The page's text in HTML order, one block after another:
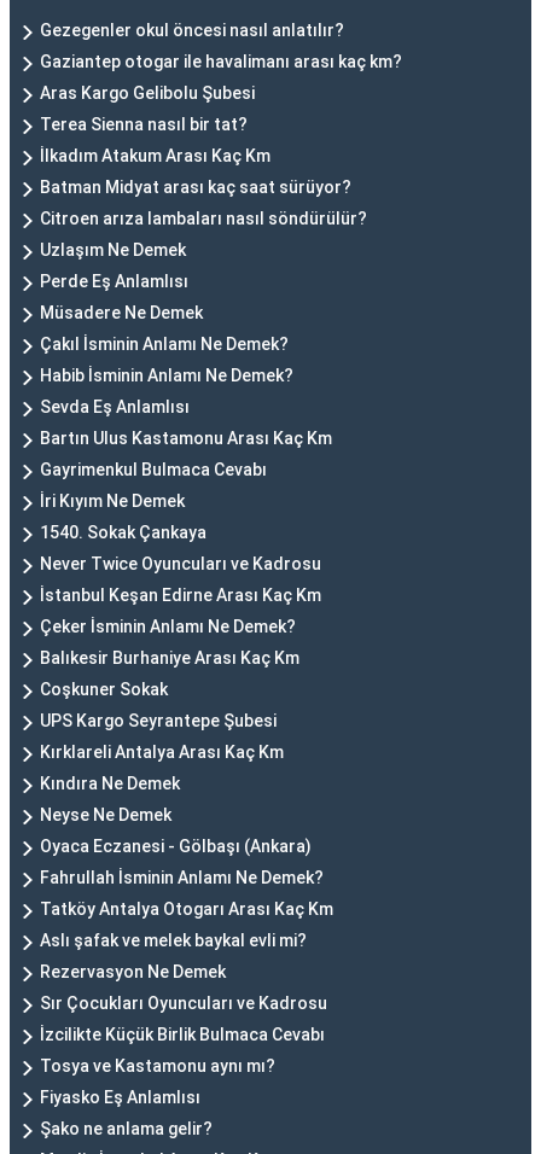
Gezegenler okul öncesi nasıl anlatılır?
Gaziantep otogar ile havalimanı arası kaç km?
Aras Kargo Gelibolu Şubesi
Terea Sienna nasıl bir tat?
İlkadım Atakum Arası Kaç Km
Batman Midyat arası kaç saat sürüyor?
Citroen arıza lambaları nasıl söndürülür?
Uzlaşım Ne Demek
Perde Eş Anlamlısı
Müsadere Ne Demek
Çakıl İsminin Anlamı Ne Demek?
Habib İsminin Anlamı Ne Demek?
Sevda Eş Anlamlısı
Bartın Ulus Kastamonu Arası Kaç Km
Gayrimenkul Bulmaca Cevabı
İri Kıyım Ne Demek
1540. Sokak Çankaya
Never Twice Oyuncuları ve Kadrosu
İstanbul Keşan Edirne Arası Kaç Km
Çeker İsminin Anlamı Ne Demek?
Balıkesir Burhaniye Arası Kaç Km
Coşkuner Sokak
UPS Kargo Seyrantepe Şubesi
Kırklareli Antalya Arası Kaç Km
Kındıra Ne Demek
Neyse Ne Demek
Oyaca Eczanesi - Gölbaşı (Ankara)
Fahrullah İsminin Anlamı Ne Demek?
Tatköy Antalya Otogarı Arası Kaç Km
Aslı şafak ve melek baykal evli mi?
Rezervasyon Ne Demek
Sır Çocukları Oyuncuları ve Kadrosu
İzcilikte Küçük Birlik Bulmaca Cevabı
Tosya ve Kastamonu aynı mı?
Fiyasko Eş Anlamlısı
Şako ne anlama gelir?